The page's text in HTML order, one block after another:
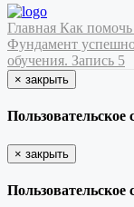
Главная Как помочь
Фундамент
обучения. Запись 5
× закрыть
Пользовательское
× закрыть
Пользовательское